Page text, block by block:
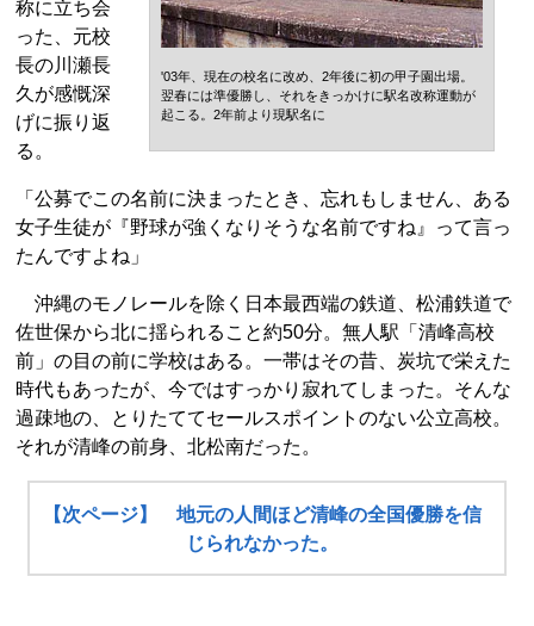
'03年、現在の校名に改め、2年後に初の甲子園出場。
翌春には準優勝し、それをきっかけに駅名改称運動が
起こる。2年前より現駅名に
称に立ち会
った、元校
長の川瀬長
久が感慨深
げに振り返
る。
「公募でこの名前に決まったとき、忘れもしません、ある
女子生徒が『野球が強くなりそうな名前ですね』って言っ
たんですよね」
沖縄のモノレールを除く日本最西端の鉄道、松浦鉄道で
佐世保から北に揺られること約50分。無人駅「清峰高校
前」の目の前に学校はある。一帯はその昔、炭坑で栄えた
時代もあったが、今ではすっかり寂れてしまった。そんな
過疎地の、とりたててセールスポイントのない公立高校。
それが清峰の前身、北松南だった。
【次ページ】 地元の人間ほど清峰の全国優勝を信
じられなかった。